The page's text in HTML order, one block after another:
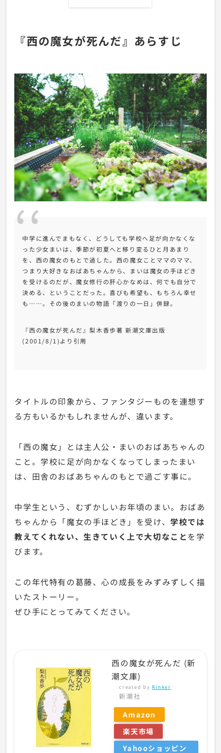
『西の魔女が死んだ』あらすじ
中学に進んでまもなく、どうしても学校へ足が向かなくな
った少女まいは、季節が初夏へと移り変るひと月あまり
を、西の魔女のもとで過した。西の魔女ことママのママ、
つまり大好きなおばあちゃんから、まいは魔女の手ほどき
を受けるのだが、魔女修行の肝心かなめは、何でも自分で
決める、ということだった。喜びも希望も、もちろん幸せ
も……。その後のまいの物語「渡りの一日」併録。
『西の魔女が死んだ』梨木香歩著 新潮文庫出版
(2001/8/1)より引用
タイトルの印象から、ファンタジーものを連想す
る方もいるかもしれませんが、違います。
「西の魔女」とは主人公・まいのおばあちゃんの
こと。学校に足が向かなくなってしまったまい
は、田舎のおばあちゃんのもとで過ごす事に。
中学生という、むずかしいお年頃のまい。おばあ
ちゃんから「魔女の手ほどき」を受け、学校では
教えてくれない、生きていく上で大切なことを学
びます。
この年代特有の葛藤、心の成長をみずみずしく描
いたストーリー。
ぜひ手にとってみてください。
西の魔女が死んだ (新
潮文庫)
created by Rinker
新潮社
Amazon
楽天市場
Yahooショッピン